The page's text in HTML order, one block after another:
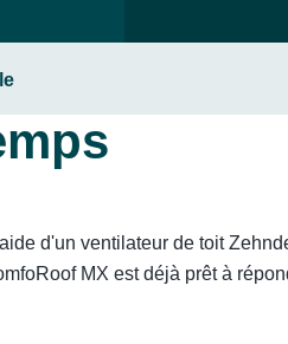
d'un ventilateur de toit
MX est déjà prêt à